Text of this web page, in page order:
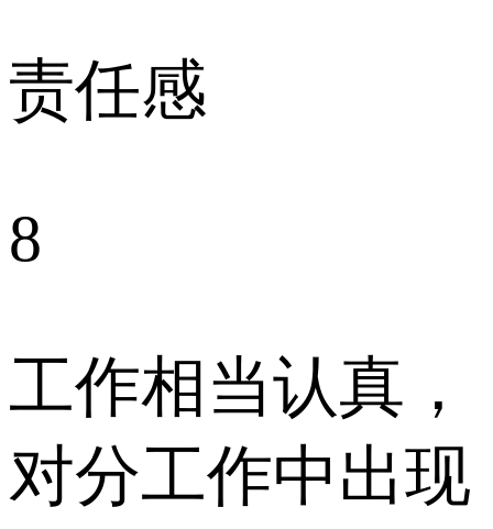
责任感
8
工作相当认真，
对分工作中出现